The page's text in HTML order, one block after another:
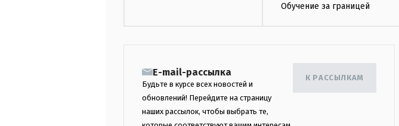
Обучение за границей
E-mail-рассылка
Будьте в курсе всех новостей и
обновлений! Перейдите на страницу
наших рассылок, чтобы выбрать те,
К РАССЫЛКАМ